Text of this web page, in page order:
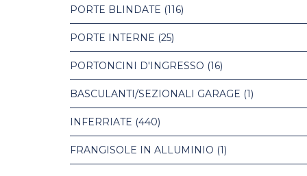
PORTE BLINDATE (116)
PORTE INTERNE (25)
PORTONCINI D'INGRESSO (16)
BASCULANTI/SEZIONALI GARAGE (1)
INFERRIATE (440)
FRANGISOLE IN ALLUMINIO (1)